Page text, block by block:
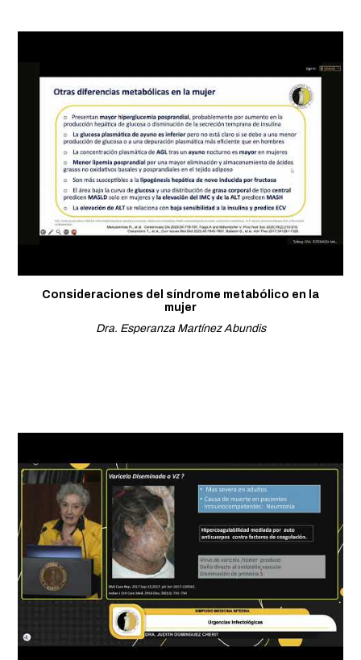
Consideraciones del síndrome metabólico en la
mujer
Dra. Esperanza Martínez Abundis